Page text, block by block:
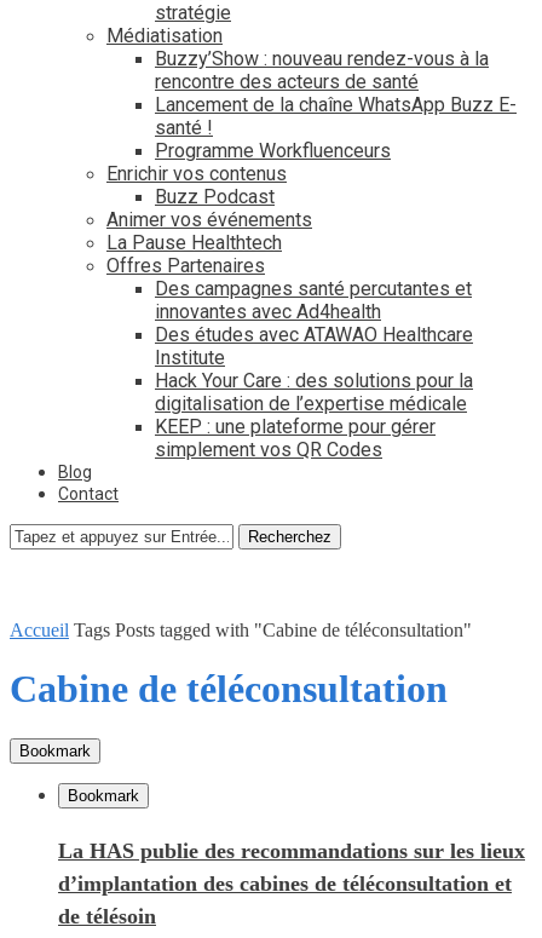
stratégie
Médiatisation
Buzzy’Show : nouveau rendez-vous à la
rencontre des acteurs de santé
Lancement de la chaîne WhatsApp Buzz E-
santé !
Programme Workfluenceurs
Enrichir vos contenus
Buzz Podcast
Animer vos événements
La Pause Healthtech
Offres Partenaires
Des campagnes santé percutantes et
innovantes avec Ad4health
Des études avec ATAWAO Healthcare
Institute
Hack Your Care : des solutions pour la
digitalisation de l’expertise médicale
KEEP : une plateforme pour gérer
simplement vos QR Codes
Blog
Contact
Recherchez
Accueil Tags Posts tagged with "Cabine de téléconsultation"
Cabine de téléconsultation
Bookmark
Bookmark
La HAS publie des recommandations sur les lieux
d’implantation des cabines de téléconsultation et
de télésoin